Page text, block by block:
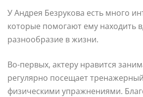
У Андрея Безрукова есть много
которые помогают ему находить
разнообразие в жизни.
Во-первых, актеру нравится
регулярно посещает
физическими упражнениями.